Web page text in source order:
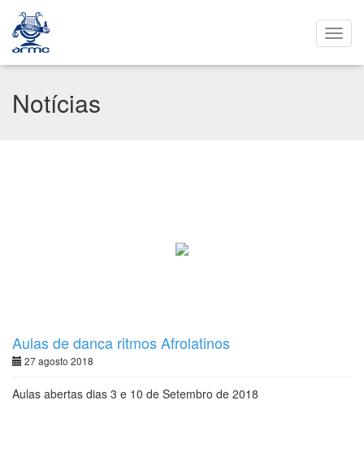
Notícias
Aulas de dança ritmos Afrolatinos
27 agosto 2018
Aulas abertas dias 3 e 10 de Setembro de 2018